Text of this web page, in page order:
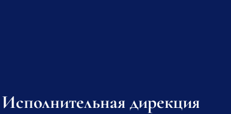
Исполнительная дирекция